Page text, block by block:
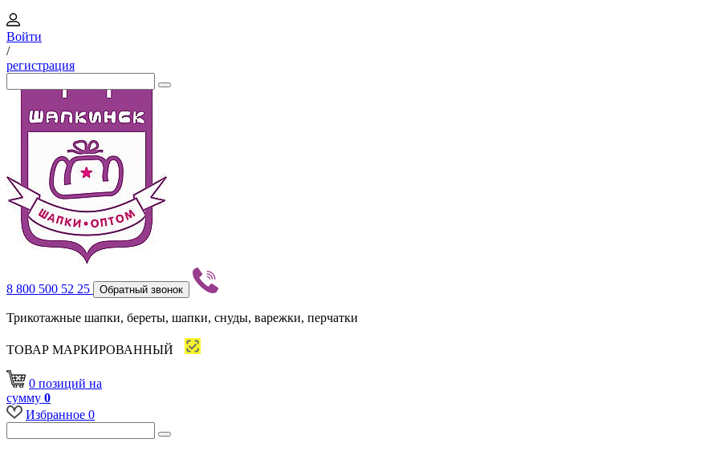
Войти
/
регистрация
8 800 500 52 25 Обратный звонок
Трикотажные шапки, береты, шапки, снуды, варежки, перчатки
ТОВАР МАРКИРОВАННЫЙ
0 позиций на
сумму 0
Избранное 0